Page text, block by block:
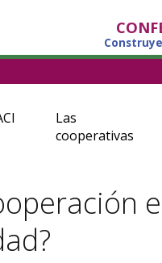
Las
cooperativas